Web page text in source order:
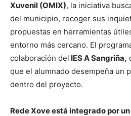
Xuvenil (OMIX), la iniciativa
del municipio, recoger sus
propuestas en herramientas
entorno más cercano. El
colaboración del IES A Sangriña,
que el alumnado desempeña un
dentro del proyecto.
Rede Xove está integrado por